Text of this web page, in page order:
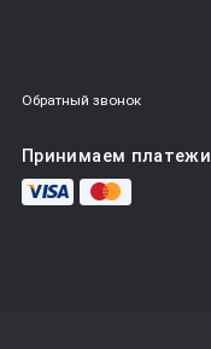
Обратный звонок
Принимаем платежи